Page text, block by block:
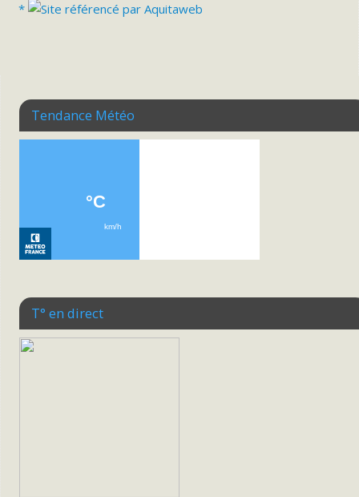
*
Tendance Météo
T° en direct